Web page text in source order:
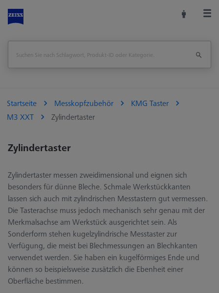
Startseite Messkopfzubehör
KMG Taster
M3 XXT
Zylindertaster
Zylindertaster
Zylindertaster messen zweidimensional und eignen sich
besonders für dünne Bleche. Schmale Werkstückkanten
lassen sich auch mit zylindrischen Messtastern gut vermessen.
Die Tasterachse muss jedoch mechanisch sehr genau mit der
Merkmalsachse am Werkstück ausgerichtet sein. Als
Sonderform stehen kugelzylindrische Messtaster zur
Verfügung, die meist bei Blechmessungen an Blechkanten
verwendet werden. Sie haben ein kugelförmiges Ende und
können so beispielsweise zusätzlich die Ebenheit einer
Oberfläche bestimmen.